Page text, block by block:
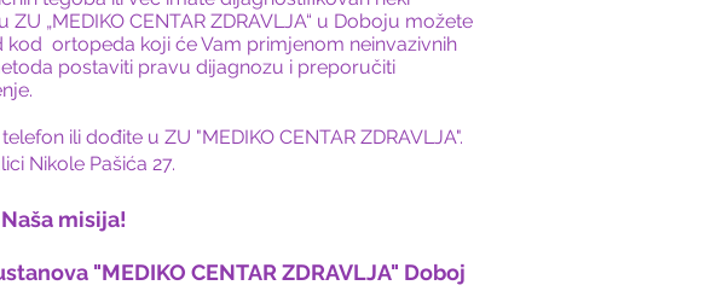
„MEDIKO CENTAR ZDRAVLJA“ u Doboju možete
kod ortopeda koji će Vam primjenom neinvazivnih
postaviti pravu dijagnozu i preporučiti
ili dođite u ZU "MEDIKO CENTAR ZDRAVLJA".
Nikole Pašića 27.
misija!
"MEDIKO CENTAR ZDRAVLJA" Doboj